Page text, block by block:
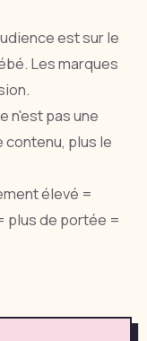
est sur le
Les marques
n'est pas une
plus le
élevé =
plus de portée =